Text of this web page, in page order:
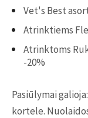
Vet's Best
Atrinktiems
Atrinktoms
-20%
Pasiūlymai
kortele.